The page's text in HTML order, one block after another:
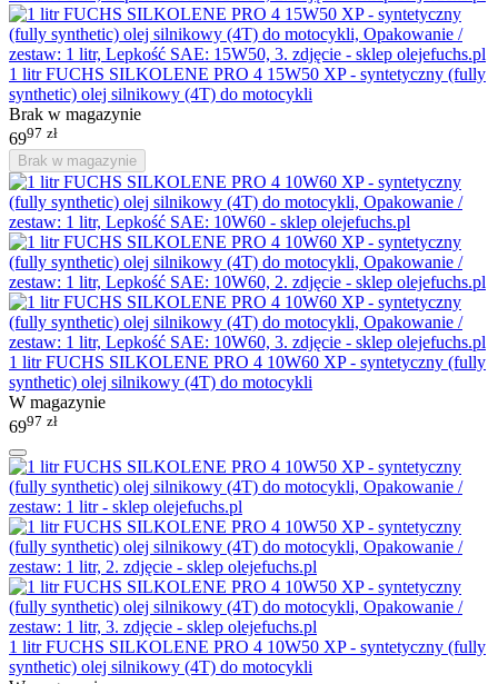
1 litr FUCHS SILKOLENE PRO 4 15W50 XP - syntetyczny (fully
synthetic) olej silnikowy (4T) do motocykli
Brak w magazynie
6997 zł
Brak w magazynie
1 litr FUCHS SILKOLENE PRO 4 10W60 XP - syntetyczny (fully
synthetic) olej silnikowy (4T) do motocykli
W magazynie
6997 zł
1 litr FUCHS SILKOLENE PRO 4 10W50 XP - syntetyczny (fully
synthetic) olej silnikowy (4T) do motocykli